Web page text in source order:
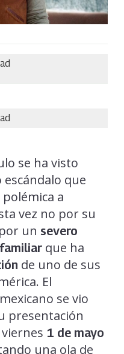
se ha visto
que
a
vez no por su
un severo
que ha
de uno de sus
El
se vio
presentación
1 de mayo
una ola de